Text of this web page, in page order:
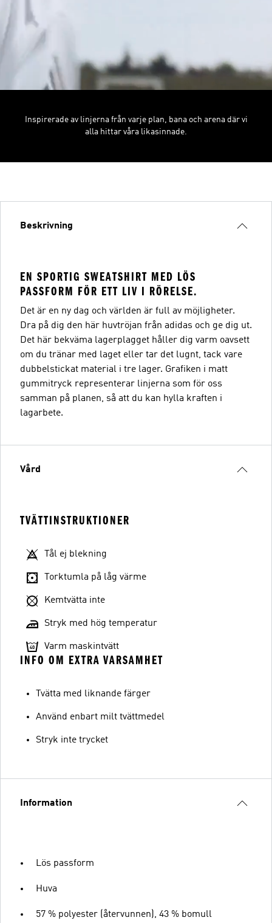
Inspirerade av linjerna från varje plan, bana och arena där vi
alla hittar våra likasinnade.
Beskrivning
EN SPORTIG SWEATSHIRT MED LÖS
PASSFORM FÖR ETT LIV I RÖRELSE.
Det är en ny dag och världen är full av möjligheter.
Dra på dig den här huvtröjan från adidas och ge dig ut.
Det här bekväma lagerplagget håller dig varm oavsett
om du tränar med laget eller tar det lugnt, tack vare
dubbelstickat material i tre lager. Grafiken i matt
gummitryck representerar linjerna som för oss
samman på planen, så att du kan hylla kraften i
lagarbete.
Vård
TVÄTTINSTRUKTIONER
Tål ej blekning
Torktumla på låg värme
Kemtvätta inte
Stryk med hög temperatur
Varm maskintvätt
INFO OM EXTRA VARSAMHET
Tvätta med liknande färger
Använd enbart milt tvättmedel
Stryk inte trycket
Information
Lös passform
Huva
57 % polyester (återvunnen), 43 % bomull